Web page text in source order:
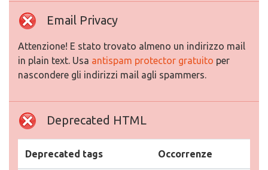
Email Privacy
Attenzione! E stato trovato almeno un indirizzo mail
in plain text. Usa antispam protector gratuito per
nascondere gli indirizzi mail agli spammers.
Deprecated HTML
Deprecated tags Occorrenze